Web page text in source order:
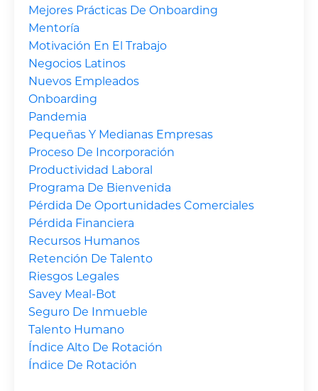
Mejores Prácticas De Onboarding
Mentoría
Motivación En El Trabajo
Negocios Latinos
Nuevos Empleados
Onboarding
Pandemia
Pequeñas Y Medianas Empresas
Proceso De Incorporación
Productividad Laboral
Programa De Bienvenida
Pérdida De Oportunidades Comerciales
Pérdida Financiera
Recursos Humanos
Retención De Talento
Riesgos Legales
Savey Meal-Bot
Seguro De Inmueble
Talento Humano
Índice Alto De Rotación
Índice De Rotación